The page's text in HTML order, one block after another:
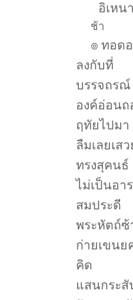
อิเหน
ช้า
๏ ทอด
ลงกับที่
บรรจถรณ์
องค์อ่อนถ
ฤทัยไปมา
ลืมเลยเส
ทรงสุคนธ์
ไม่เป็นอา
สมประดี
พระหัตถ์ซ้
ก่ายเขนย
คิด
แสนกระสั